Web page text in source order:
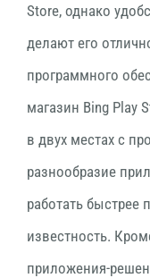
Store, однако
делают его
программного
магазин Bing Play
в двух местах с
разнообразие
работать
известность.
приложения-